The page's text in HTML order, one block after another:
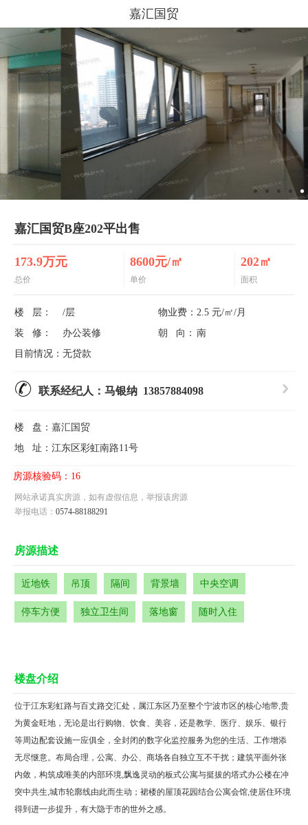
嘉汇国贸
嘉汇国贸B座202平出售
173.9万元 8600元/㎡ 202㎡
总价 单价 面积
楼 层： /层 物业费： 2.5 元/㎡/月
装 修：
办公装修 朝 向： 南
目前情况： 无贷款
联系经纪人：马银纳 13857884098
楼 盘： 嘉汇国贸
地 址： 江东区彩虹南路11号
房源核验码：16
网站承诺真实房源，如有虚假信息，举报该房源
举报电话： 0574-88188291
房源描述
近地铁 吊顶 隔间 背景墙 中央空调
停车方便 独立卫生间 落地窗 随时入住
楼盘介绍
位于江东彩虹路与百丈路交汇处，属江东区乃至整个宁波市区的核心地带,贵
为黄金旺地，无论是出行购物、饮食、美容，还是教学、医疗、娱乐、银行
等周边配套设施一应俱全，全封闭的数字化监控服务为您的生活、工作增添
无尽惬意。布局合理，公寓、办公、商场各自独立互不干扰；建筑平面外张
内敛，构筑成唯美的内部环境,飘逸灵动的板式公寓与挺拔的塔式办公楼在冲
突中共生,城市轮廓线由此而生动；裙楼的屋顶花园结合公寓会馆,使居住环境
得到进一步提升，有大隐于市的世外之感。